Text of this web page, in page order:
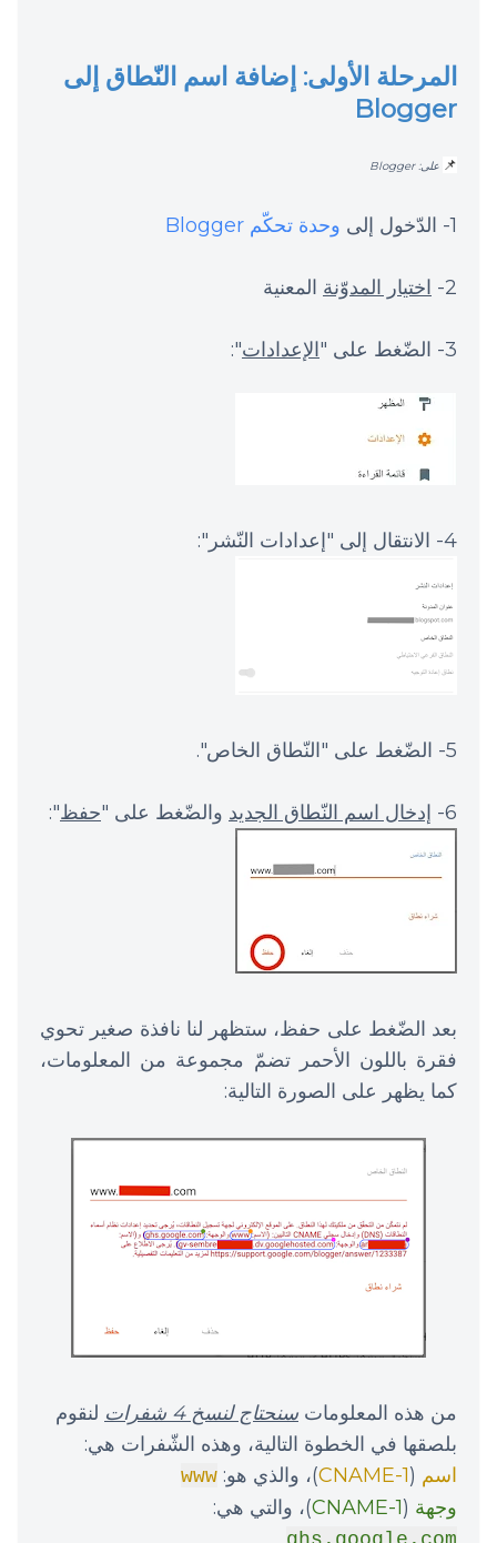
المرحلة الأولى: إضافة اسم النّطاق إلى
Blogger
📌 على: Blogger
1- الدّخول إلى وحدة تحكّم Blogger
2- اختيار المدوّنة المعنية
3- الضّغط على " الإعدادات":
4- الانتقال إلى "إعدادات النّشر":
5- الضّغط على "النّطاق الخاص".
6- إدخال اسم النّطاق الجديد والضّغط على "حفظ":
بعد الضّغط على حفظ، ستظهر لنا نافذة صغير تحوي
فقرة باللون الأحمر تضمّ مجموعة من المعلومات،
كما يظهر على الصورة التالية:
من هذه المعلومات سنحتاج لنسخ 4 شفرات
لنقوم
بلصقها في الخطوة التالية، وهذه الشّفرات هي:
اسم (
1-CNAME )، والذي هو: www
وجهة (
1-CNAME )، والتي هي: